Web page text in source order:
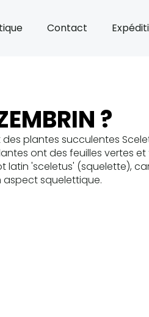
Contact
?
plantes succulentes
ont des feuilles vertes
latin 'sceletus' (squelette),
aspect squelettique.